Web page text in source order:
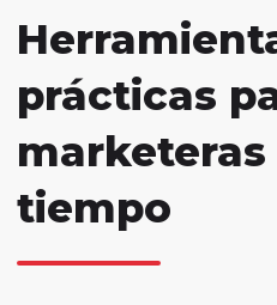
prácticas
tiempo